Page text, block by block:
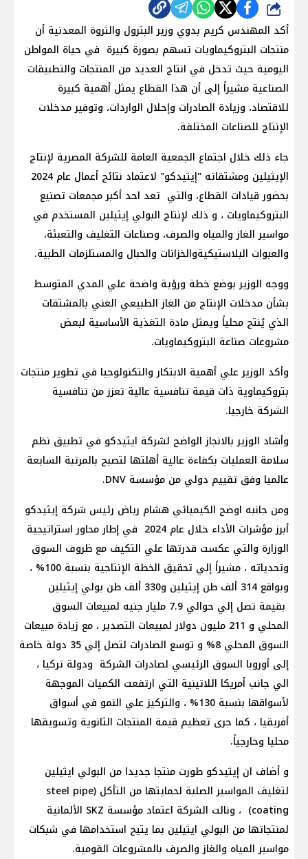
شارك
أكد المهندس كريم بدوي وزير البترول والثروة المعدنية أن
منتجات البتروكيماويات تسهم بصورة كبيرة في حياة المواطن
اليومية حيث تدخل في انتاج العديد من المنتجات والتطبيقات
الصناعية مشيراً إلى أن هذا القطاع يمثل أهمية كبيرة
للاقتصاد، وزيادة الصادرات وإحلال الواردات، وتوفير مدخلات
الإنتاج للصناعات المختلفة.
جاء ذلك خلال اجتماع الجمعية العامة للشركة المصرية لإنتاج
الإيثيلين ومشتقاته "إيثيدكو" لاعتماد نتائج أعمال عام 2024
بحضور قيادات القطاع، والتي تعد احد أكبر مجمعات تصنيع
البتروكيماويات ، و ذلك لإنتاج البولي إيثيلين المستخدم في
مواسير الغاز والمياه والصرف، وصناعات التغليف والتعبئة،
والعبوات البلاستيكيةوالخزانات والحبال والمستلزمات الطبية.
ووجه الوزير بوضع خطة ورؤية واضحة علي المدي المتوسط
بشأن مدخلات الإنتاج من الغاز الطبيعي الغني بالمشتقات
الذي يُنتج محلياً ويمثل مادة التغذية الأساسية لبعض
مشروعات صناعة البتروكيماويات.
وأكد الوزير علي أهمية الابتكار والتكنولوجيا في تطوير منتجات
بتروكيماوية ذات قيمة تنافسية عالية تعزز من تنافسية
الشركة خارجيا.
وأشاد الوزير بالانجاز الواضح لشركة ايثيدكو في تطبيق نظم
سلامة العمليات بكفاءة عالية أهلتها لتصبح بالمرتبة السابعة
عالميا وفق تقييم دولي من مؤسسة DNV.
ومن جانبه اوضح الكيميائي هشام رياض رئيس شركة إيثيدكو
أبرز مؤشرات الأداء خلال عام 2024 في إطار محاور استراتيجية
الوزارة والتي عكست قدرتها علي التكيف مع ظروف السوق
وتحدياته ، مشيراً إلي تحقيق الخطة الإنتاجية بنسبة 100% ،
وبواقع 314 ألف طن إيثيلين و330 ألف طن بولي إيثيلين
بقيمة تصل إلي حوالي 7.9 مليار جنيه لمبيعات السوق
المحلي و 211 مليون دولار لمبيعات التصدير ، مع زيادة مبيعات
السوق المحلي 8% و توسع الصادرات لتصل إلي 35 دولة خاصة
إلى أوروبا السوق الرئيسي لصادرات الشركة ودولة تركيا ،
الي جانب أمريكا اللاتينية التي ارتفعت الكميات الموجهة
لأسواقها بنسبة 130% ، والتركيز علي النمو في أسواق
أفريقيا ، كما جرى تعظيم قيمة المنتجات الثانوية وتسويقها
محليا وخارجياً.
و أضاف ان إيثيدكو طورت منتجا جديدا من البولي ايثيلين
لتغليف المواسير الصلبة لحمايتها من التأكل (steel pipe
coating) ، ونالت الشركة اعتماد مؤسسة SKZ الألمانية
لمنتجاتها من البولي ايثيلين بما يتيح استخدامها في شبكات
مواسير المياه والغاز والصرف بالمشروعات القومية.